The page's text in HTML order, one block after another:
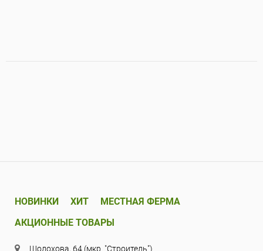
НОВИНКИ ХИТ
МЕСТНАЯ ФЕРМА
АКЦИОННЫЕ ТОВАРЫ
Шолохова, 64 (мкр. "Строитель")